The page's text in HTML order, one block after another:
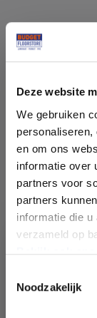
Deze website
We gebruiken
en om ons
informatie over
partners voor
partners
informatie die
verzameld op
Noodzakelijk
Soort vloer:
Kleur:
Pakinhoud